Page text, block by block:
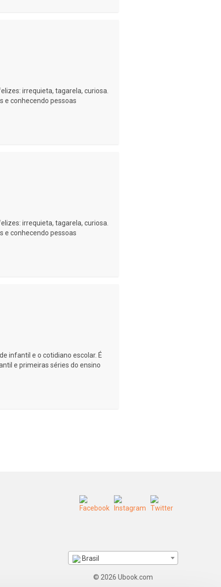
irrequieta, tagarela, curiosa.
e conhecendo pessoas
irrequieta, tagarela, curiosa.
e conhecendo pessoas
infantil e o cotidiano escolar. É
e primeiras séries do ensino
Brasil
© 2026 Ubook.com